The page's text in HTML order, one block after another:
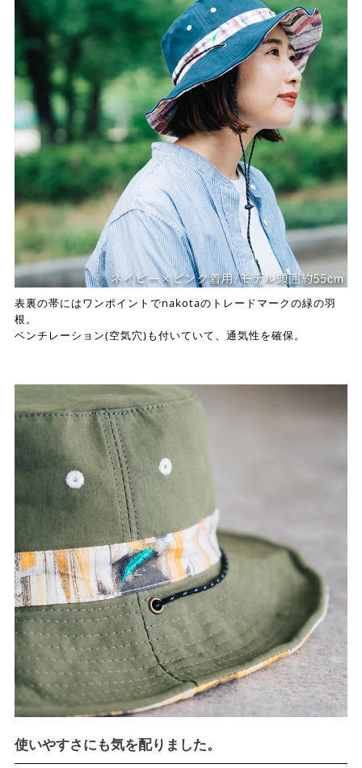
表裏の帯にはワンポイントでnakotaのトレードマークの緑の羽
根。
ベンチレーション(空気穴)も付いていて、通気性を確保。
使いやすさにも気を配りました。